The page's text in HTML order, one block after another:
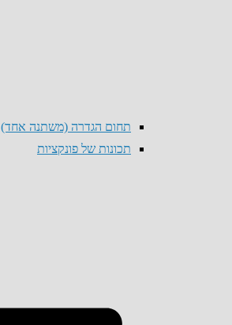
תחום הגדרה (משתנה אחד)
תכונות של פונקציות